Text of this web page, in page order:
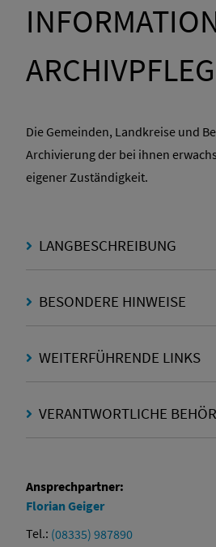
Die Gemeinden, Landkreise und
Archivierung der bei ihnen
eigener Zuständigkeit.
LANGBESCHREIBUNG
BESONDERE HINWEISE
WEITERFÜHRENDE LINKS
VERANTWORTLICHE
Ansprechpartner:
FlorianGeiger
Tel.: (08335) 987890